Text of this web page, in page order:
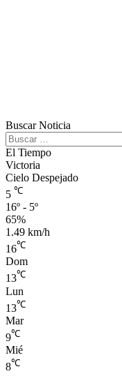
Buscar Noticia
Buscar:
El Tiempo
Victoria
Cielo Despejado
5 ℃
16º - 5º
65%
1.49 km/h
16℃
Dom
13℃
Lun
13℃
Mar
9℃
Mié
8℃